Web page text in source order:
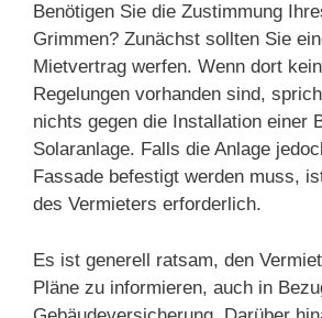
Benötigen Sie die Zustimmung
Grimmen? Zunächst sollten Sie
Mietvertrag werfen. Wenn dort
Regelungen vorhanden sind,
nichts gegen die Installation einer
Solaranlage. Falls die Anlage
Fassade befestigt werden muss,
des Vermieters erforderlich.
Es ist generell ratsam, den
Pläne zu informieren, auch in